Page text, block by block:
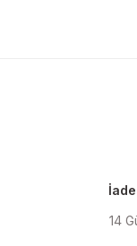
uzun ömürlü
14